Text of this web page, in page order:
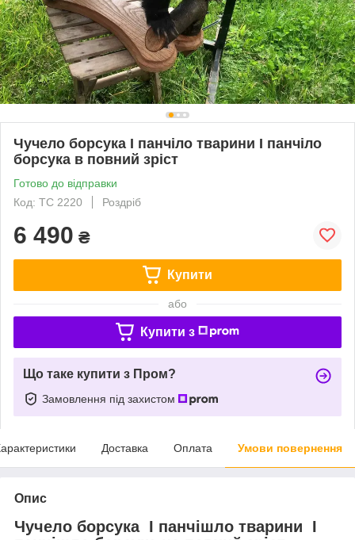
Чучело борсука I панчіло тварини I панчіло
борсука в повний зріст
Готово до відправки
Код: ТС 2220
Роздріб
6 490 ₴
Купити
або
Купити з
Що таке купити з Пром?
Замовлення під захистом
Доставка Оплата Умови повернення
Опис
Чучело борсука I панчішло тварини I